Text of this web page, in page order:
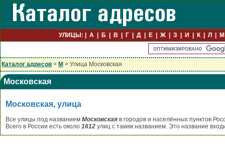
УЛИЦЫ: А Б В Г Д Е Ж З И К Л М
Каталог адресов > М > Улица Московская
Московская
Московская, улица
Все улицы под названием Московская в городов и населённых пунктов
Всего в России есть около 1612 улиц с таким названием. Это название